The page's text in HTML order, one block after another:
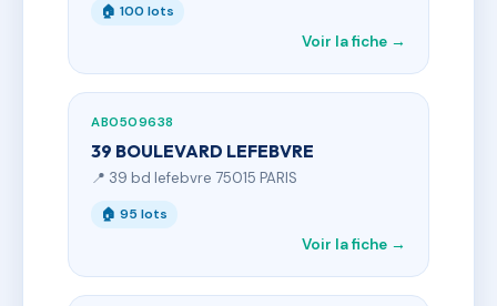
🏠 100 lots
Voir la fiche →
AB0509638
39 BOULEVARD LEFEBVRE
📍 39 bd lefebvre 75015 PARIS
🏠 95 lots
Voir la fiche →